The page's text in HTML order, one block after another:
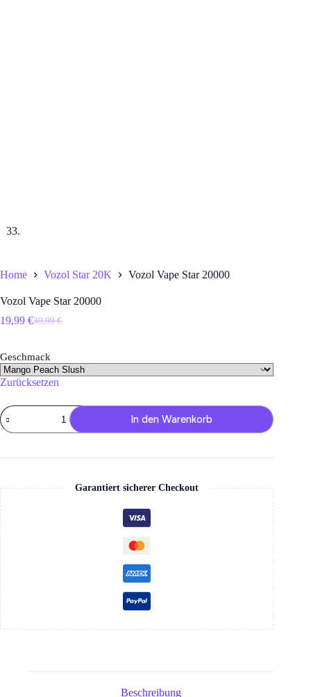
Home Vozol Star 20K Vozol Vape Star 20000
Vozol Vape Star 20000
39,99€
Ursprünglicher
war:
39,99 €
19,99 €Aktueller
19,99 €.
Geschmack
Zurücksetzen
Vozol
Vape
Star
Menge
In den Warenkorb
Garantiert sicherer Checkout
Beschreibung